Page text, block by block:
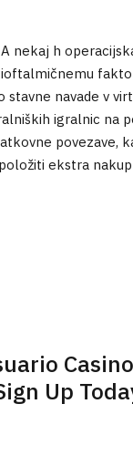
h
navade v
igralnic
ekstra nakup
Casino
Sign Up